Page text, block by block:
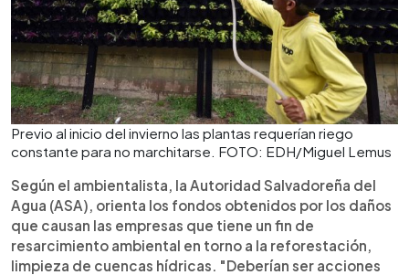
Previo al inicio del invierno las plantas requerían riego
constante para no marchitarse. FOTO: EDH/Miguel Lemus
Según el ambientalista, la Autoridad Salvadoreña del
Agua (ASA), orienta los fondos obtenidos por los daños
que causan las empresas que tiene un fin de
resarcimiento ambiental en torno a la reforestación,
limpieza de cuencas hídricas. "Deberían ser acciones